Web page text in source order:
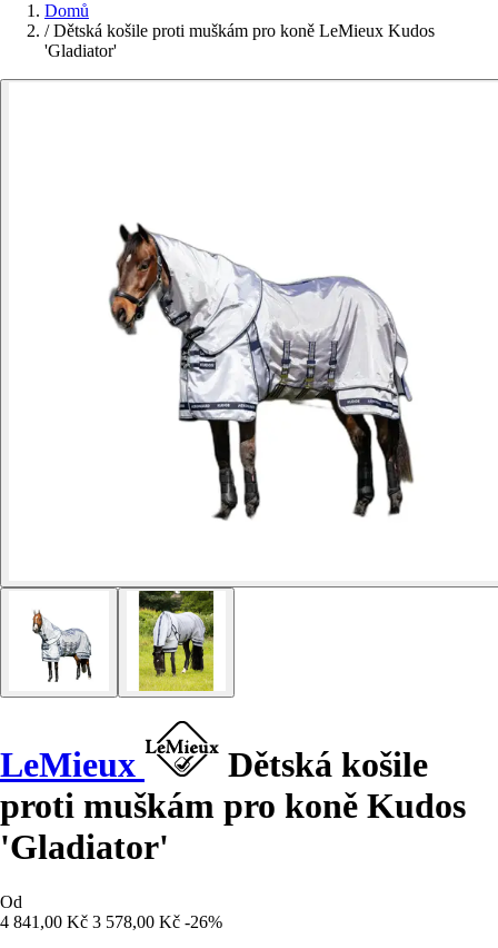
Domů
/ Dětská košile proti muškám pro koně LeMieux Kudos
'Gladiator'
LeMieux
Dětská košile
proti muškám pro koně Kudos
'Gladiator'
Od
4 841,00 Kč 3 578,00 Kč -26%